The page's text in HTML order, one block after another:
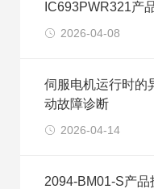
IC693PWR321产
2026-04-08
伺服电机运行时的
动故障诊断
2026-04-14
2094-BM01-S产品